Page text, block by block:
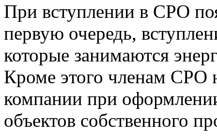
При вступлении в СРО
первую очередь,
которые занимаются
Кроме этого членам СРО
компании при
объектов собственного